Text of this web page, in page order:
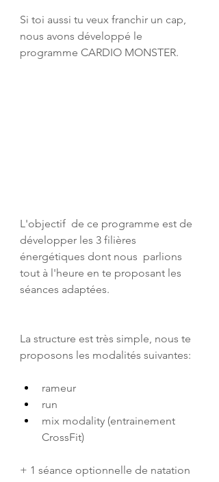
Si toi aussi tu veux franchir un cap,
nous avons développé le
programme CARDIO MONSTER.
L'objectif  de ce programme est de
développer les 3 filières
énergétiques dont nous  parlions
tout à l'heure en te proposant les
séances adaptées.
La structure est très simple, nous te
proposons les modalités suivantes:
rameur
run
mix modality (entrainement
CrossFit)
+ 1 séance optionnelle de natation